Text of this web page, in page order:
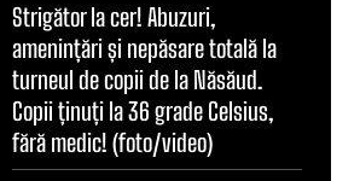
Strigător la cer! Abuzuri,
amenințări și nepăsare totală la
turneul de copii de la Năsăud.
Copii ținuți la 36 grade Celsius,
fără medic! (foto/video)